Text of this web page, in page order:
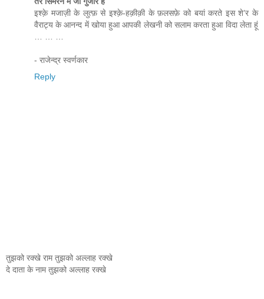
इश्क़े मजाज़ी के लुत्फ़ से इश्क़े-हक़ीक़ी के फ़लसफ़े को बयां करते इस शे’र के
वैराट्य के आनन्द में खोया हुआ आपकी लेखनी को सलाम करता हुआ विदा लेता हूं
- राजेन्द्र स्वर्णकार
Reply
तुझको रक्खे राम तुझको अल्लाह रक्खे
दे दाता के नाम तुझको अल्लाह रक्खे